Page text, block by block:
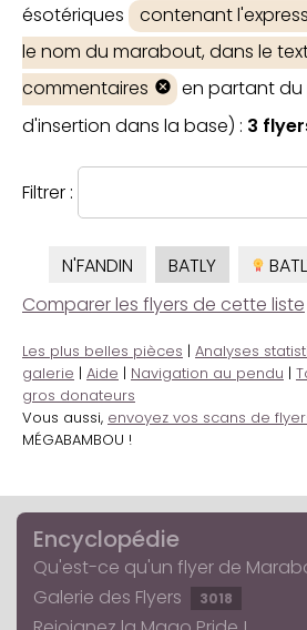
ésotériques
contenant
le nom du marabout, dans le
commentaires
en partant
d'insertion dans la base) : 3
Filtrer :
N'FANDIN BATLY
Comparer les flyers de cette liste
Les plus belles pièces | Analyses
galerie | Aide | Navigation au pendu |
gros donateurs
Vous aussi, envoyez vos scans de
MÉGABAMBOU !
Encyclopédie
Qu'est-ce qu'un flyer de
Galerie des Flyers
3018